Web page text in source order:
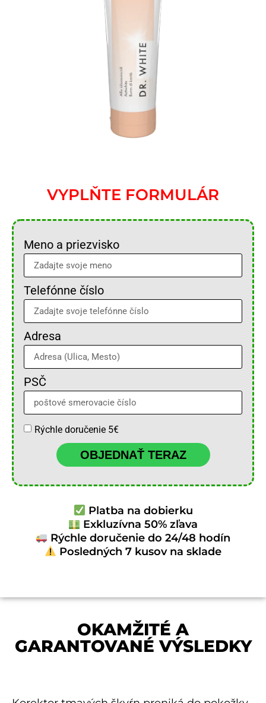
VYPLŇTE FORMULÁR
Meno a priezvisko
Telefónne číslo
Adresa
PSČ
Rýchle doručenie 5€
OBJEDNAŤ TERAZ
Platba na dobierku
Exkluzívna 50% zľava
Rýchle doručenie do 24/48 hodín
Posledných 7 kusov na sklade
OKAMŽITÉ A
GARANTOVANÉ VÝSLEDKY